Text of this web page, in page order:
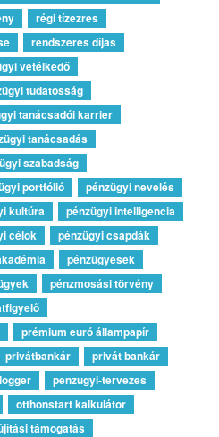
régi tízezres
rendszeres díjas
vetélkedő
tudatosság
tanácsadói karrier
tanácsadás
szabadság
portfólió
pénzügyi nevelés
kultúra
pénzügyi intelligencia
célok
pénzügyi csapdák
pénzügyesek
pénzmosási törvény
prémium euró állampapír
privátbankár
privát bankár
penzugyi-tervezes
otthonstart kalkulátor
támogatás